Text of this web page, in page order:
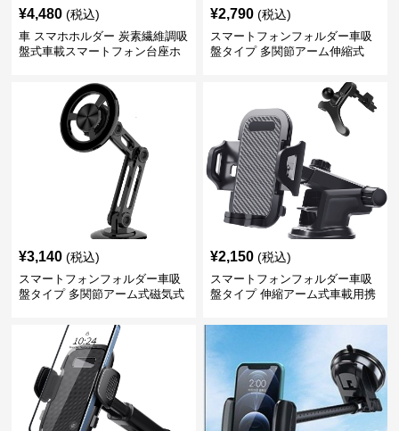
¥4,480 (税込)
車 スマホホルダー 炭素繊維調吸
盤式車載スマートフォン台座ホ
¥2,790 (税込)
スマートフォンフォルダー車吸
盤タイプ 多関節アーム伸縮式
¥3,140 (税込)
スマートフォンフォルダー車吸
盤タイプ 多関節アーム式磁気式
¥2,150 (税込)
スマートフォンフォルダー車吸
盤タイプ 伸縮アーム式車載用携